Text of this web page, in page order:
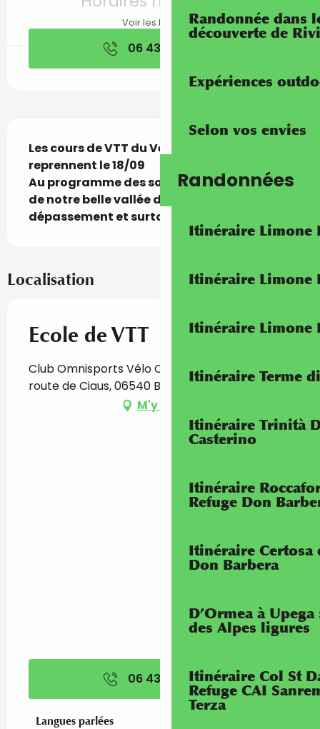
Randonnée dans
découverte de
Expériences
Selon vos envies
Randonnées
Itinéraire Limone
Itinéraire Limone
Itinéraire Limone
Itinéraire Terme
Itinéraire Trinità
Casterino
Itinéraire
Refuge Don
Itinéraire Certosa
Don Barbera
D’Ormea à
des Alpes ligures
Itinéraire Col St
Refuge CAI
Terza
Voir les horaires
06 43 80 40
Description
Les cours de VTT du Vélo-club de Breil
reprennent le 18/09
Au programme des sorties de découverte
de notre belle vallée de la Roya, du
dépassement et surtout du plaisir
Localisation
Ecole de VTT
Club Omnisports Vélo Club de Breil (V.C.B.), 271
route de Ciaus, 06540 Breil-sur-Roya
M'y rendre
06 43 80 40▒▒
Langues parlées
Langues parlées